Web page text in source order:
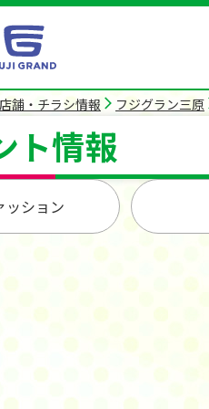
店舗・チラシ情報 フジグラン三原
ト情報
ッション